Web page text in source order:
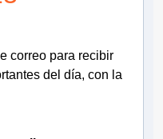
correo para recibir
del día, con la